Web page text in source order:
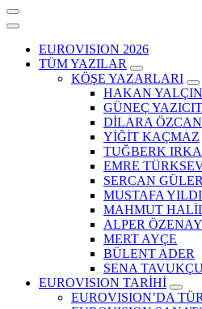
EUROVISION 2026
TÜM YAZILAR
KÖŞE YAZARLARI
HAKAN
GÜNEÇ
DİLARA ÖZCAN
YİĞİT KAÇMAZ
TUĞBERK
EMRE
SERCAN GÜLER
MUSTAFA
MAHMUT
ALPER ÖZENAY
MERT AYÇE
BÜLENT ADER
SENA
EUROVISION TARİHİ
EUROVISION’DA